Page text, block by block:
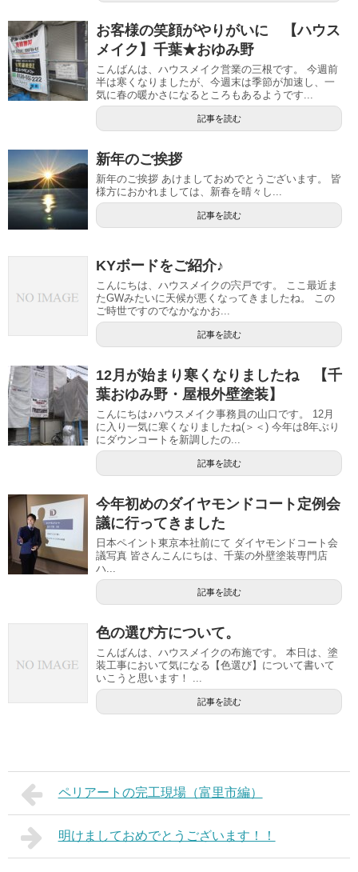
お客様の笑顔がやりがいに 【ハウス
メイク】千葉★おゆみ野
こんばんは、ハウスメイク営業の三根です。 今週前
半は寒くなりましたが、今週末は季節が加速し、一
気に春の暖かさになるところもあるようです...
記事を読む
新年のご挨拶
新年のご挨拶 あけましておめでとうございます。 皆
様方におかれましては、新春を晴々し...
記事を読む
KYボードをご紹介♪
こんにちは、ハウスメイクの宍戸です。 ここ最近ま
たGWみたいに天候が悪くなってきましたね。 この
ご時世ですのでなかなかお...
記事を読む
12月が始まり寒くなりましたね 【千
葉おゆみ野・屋根外壁塗装】
こんにちは♪ハウスメイク事務員の山口です。 12月
に入り一気に寒くなりましたね(＞＜) 今年は8年ぶり
にダウンコートを新調したの...
記事を読む
今年初めのダイヤモンドコート定例会
議に行ってきました
日本ペイント東京本社前にて ダイヤモンドコート会
議写真 皆さんこんにちは、千葉の外壁塗装専門店
ハ...
記事を読む
色の選び方について。
こんばんは、ハウスメイクの布施です。 本日は、塗
装工事において気になる【色選び】について書いて
いこうと思います！ ...
記事を読む
ペリアートの完工現場（富里市編）
明けましておめでとうございます！！